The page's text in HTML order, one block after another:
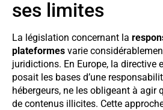
ses limites
La législation concernant la
plateformes varie
juridictions. En Europe, la directive
posait les bases d’une
hébergeurs, ne les obligeant à agir
de contenus illicites. Cette